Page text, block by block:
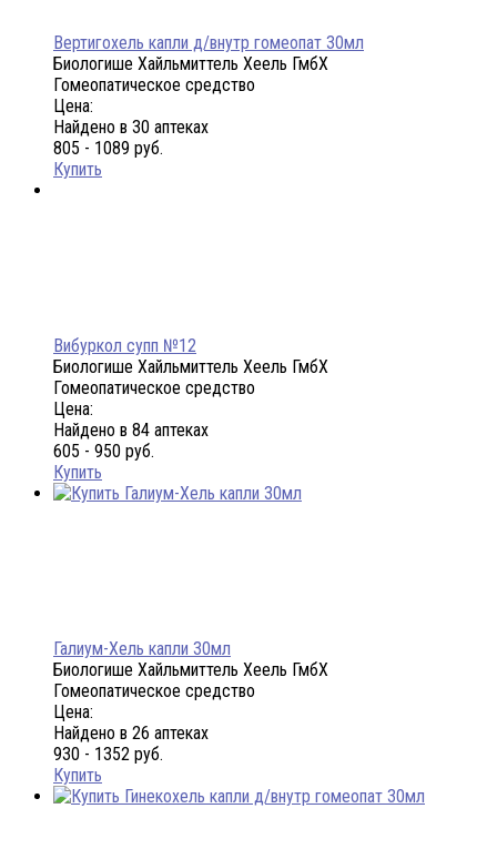
Вертигохель капли д/внутр гомеопат 30мл
Биологише Хайльмиттель Хеель ГмбХ
Гомеопатическое средство
Цена:
Найдено в 30 аптеках
805 - 1089 руб.
Купить
Вибуркол супп №12
Биологише Хайльмиттель Хеель ГмбХ
Гомеопатическое средство
Цена:
Найдено в 84 аптеках
605 - 950 руб.
Купить
Галиум-Хель капли 30мл
Биологише Хайльмиттель Хеель ГмбХ
Гомеопатическое средство
Цена:
Найдено в 26 аптеках
930 - 1352 руб.
Купить